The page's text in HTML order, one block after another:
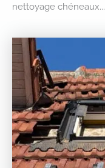
nettoyage chéneaux...